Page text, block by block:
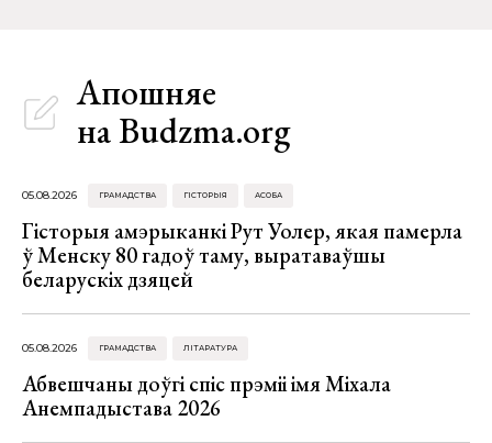
Апошняе
на Budzma.org
05.08.2026 ГРАМАДСТВА ГІСТОРЫЯ АСОБА
Гісторыя амэрыканкі Рут Уолер, якая памерла
ў Менску 80 гадоў таму, выратаваўшы
беларускіх дзяцей
05.08.2026 ГРАМАДСТВА ЛІТАРАТУРА
Абвешчаны доўгі спіс прэміі імя Міхала
Анемпадыстава 2026